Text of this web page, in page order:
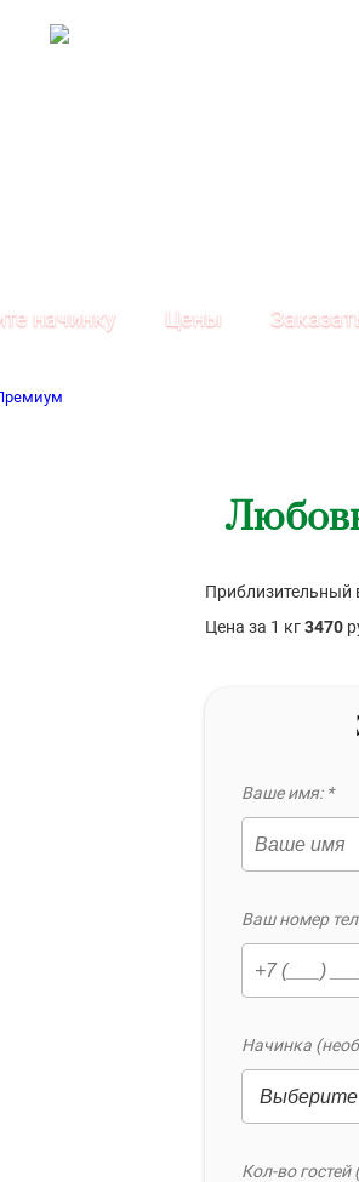
начинку Цены
Приблизительный
Цена за 1 кг3470
Ваше имя: *
Ваш номер
Начинка
Кол-во гостей